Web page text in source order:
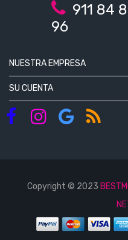
911 84
96
NUESTRA EMPRESA
SU CUENTA
Copyright © 2023